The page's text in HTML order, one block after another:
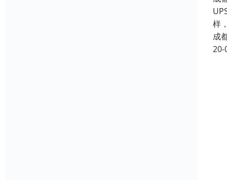
样
成
20-